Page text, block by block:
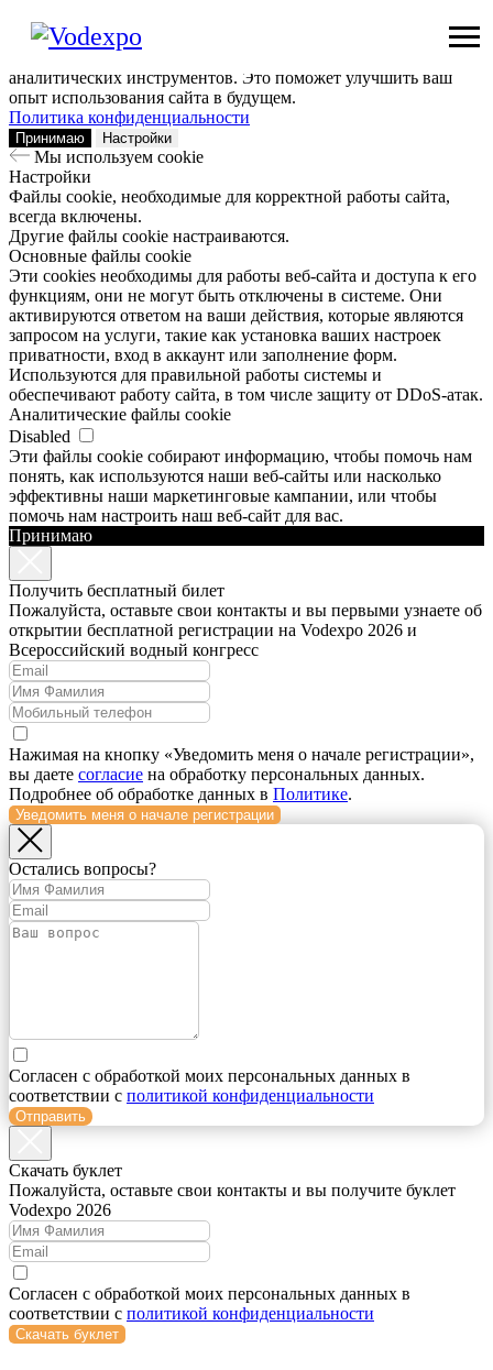
Мы используем сookie
Заходя на наш сайт, вы помогаете нам сделать его лучше: мы
аналитических инструментов. Это поможет улучшить ваш
опыт использования сайта в будущем.
Политика конфиденциальности
Принимаю Настройки
Мы используем сookie
Настройки
Файлы cookie, необходимые для корректной работы сайта,
всегда включены.
Другие файлы cookie настраиваются.
Основные файлы cookie
Эти cookies необходимы для работы веб-сайта и доступа к его
функциям, они не могут быть отключены в системе. Они
активируются ответом на ваши действия, которые являются
запросом на услуги, такие как установка ваших настроек
приватности, вход в аккаунт или заполнение форм.
Используются для правильной работы системы и
обеспечивают работу сайта, в том числе защиту от DDoS-атак.
Аналитические файлы cookie
Disabled
Эти файлы cookie собирают информацию, чтобы помочь нам
понять, как используются наши веб-сайты или насколько
эффективны наши маркетинговые кампании, или чтобы
помочь нам настроить наш веб-сайт для вас.
Принимаю
Получить бесплатный билет
Пожалуйста, оставьте свои контакты и вы первыми узнаете об
открытии бесплатной регистрации на Vodexpo 2026 и
Всероссийский водный конгресс
Нажимая на кнопку «Уведомить меня о начале регистрации»,
вы даете согласие на обработку персональных данных.
Подробнее об обработке данных в Политике.
Уведомить меня о начале регистрации
Остались вопросы?
Согласен с обработкой моих персональных данных в
соответствии с политикой конфиденциальности
Отправить
Cкачать буклет
Пожалуйста, оставьте свои контакты и вы получите буклет
Vodexpo 2026
Согласен с обработкой моих персональных данных в
соответствии с политикой конфиденциальности
Скачать буклет